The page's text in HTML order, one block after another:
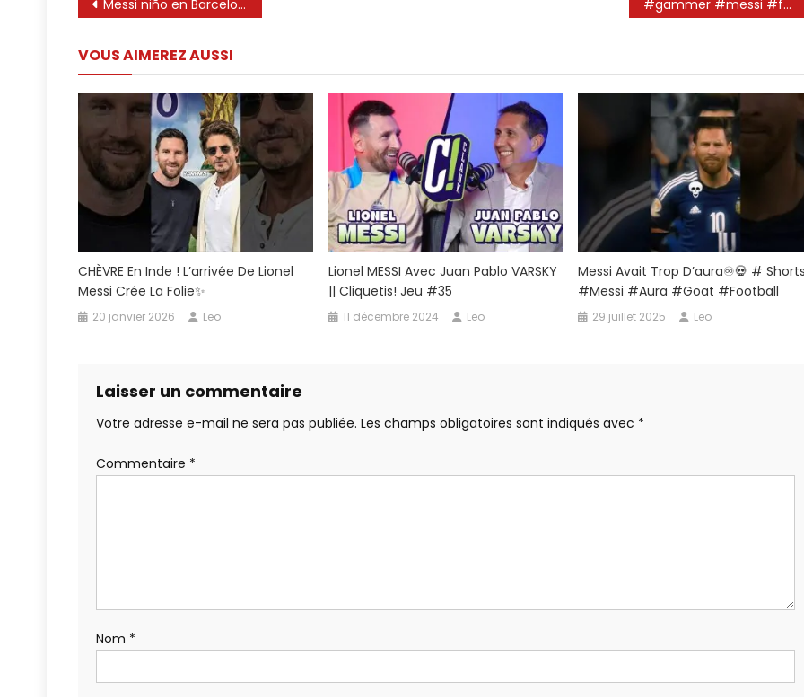
l’article
Messi niño en Barcelona FC 😍 #argentina #messi #leomessi #intermiami #futbol #barcelonafc #afa #gammer #messi #football #foryou #leomessi
VOUS AIMEREZ AUSSI
CHÈVRE En Inde ! L’arrivée De Lionel
Messi Crée La Folie✨
20 janvier 2026 Leo
Lionel MESSI Avec Juan Pablo VARSKY
|| Cliquetis! Jeu #35
11 décembre 2024 Leo
Messi Avait Trop D’aura♾️💀 #
#messi #aura #goat #football
29 juillet 2025 Leo
Laisser un commentaire
Votre adresse e-mail ne sera pas publiée. Les champs obligatoires sont indiqués avec *
Commentaire *
Nom *